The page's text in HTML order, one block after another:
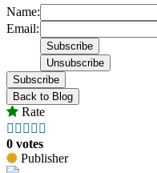
Name:
Email:
Subscribe
Back to Blog
Rate
    
0 votes
Publisher